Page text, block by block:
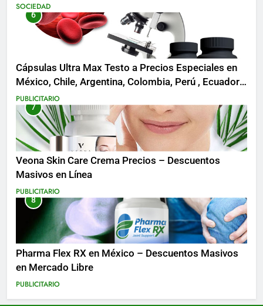
SOCIEDAD
6
Cápsulas Ultra Max Testo a Precios Especiales en
México, Chile, Argentina, Colombia, Perú , Ecuador,
Costa Rica y Más
PUBLICITARIO
7
Veona Skin Care Crema Precios – Descuentos
Masivos en Línea
PUBLICITARIO
8
Pharma Flex RX en México – Descuentos Masivos
en Mercado Libre
PUBLICITARIO